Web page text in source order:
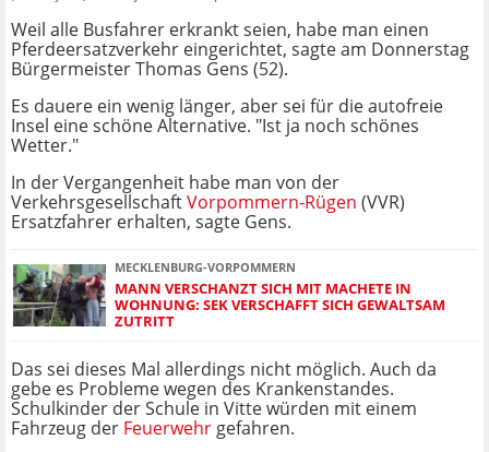
Weil alle Busfahrer erkrankt seien, habe man einen
Pferdeersatzverkehr eingerichtet, sagte am Donnerstag
Bürgermeister Thomas Gens (52).
Es dauere ein wenig länger, aber sei für die autofreie
Insel eine schöne Alternative. "Ist ja noch schönes
Wetter."
In der Vergangenheit habe man von der
VerkehrsgesellschaftVorpommern-Rügen (VVR)
Ersatzfahrer erhalten, sagte Gens.
MECKLENBURG-VORPOMMERN
MANN VERSCHANZT SICH MIT MACHETE IN
WOHNUNG: SEK VERSCHAFFT SICH GEWALTSAM
ZUTRITT
Das sei dieses Mal allerdings nicht möglich. Auch da
gebe es Probleme wegen des Krankenstandes.
Schulkinder der Schule in Vitte würden mit einem
Fahrzeug der Feuerwehr gefahren.